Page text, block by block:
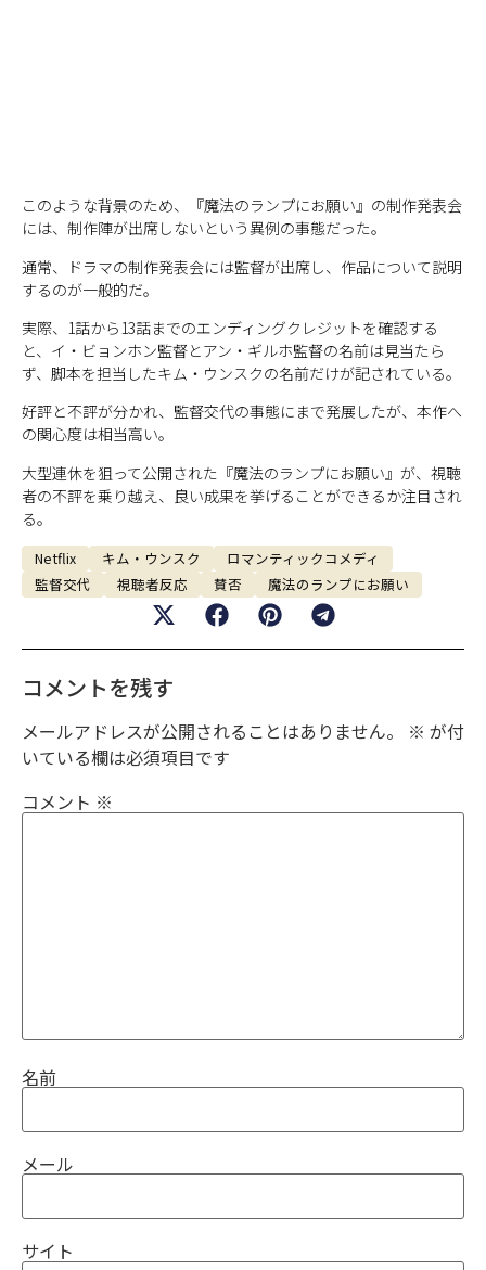
このような背景のため、『魔法のランプにお願い』の制作発表会
には、制作陣が出席しないという異例の事態だった。
通常、ドラマの制作発表会には監督が出席し、作品について説明
するのが一般的だ。
実際、1話から13話までのエンディングクレジットを確認する
と、イ・ビョンホン監督とアン・ギルホ監督の名前は見当たら
ず、脚本を担当したキム・ウンスクの名前だけが記されている。
好評と不評が分かれ、監督交代の事態にまで発展したが、本作へ
の関心度は相当高い。
大型連休を狙って公開された『魔法のランプにお願い』が、視聴
者の不評を乗り越え、良い成果を挙げることができるか注目され
る。
Netflix キム・ウンスク
ロマンティックコメディ
監督交代
視聴者反応 賛否 魔法のランプにお願い
コメントを残す
メールアドレスが公開されることはありません。 ※ が付
いている欄は必須項目です
コメント ※
名前
メール
サイト